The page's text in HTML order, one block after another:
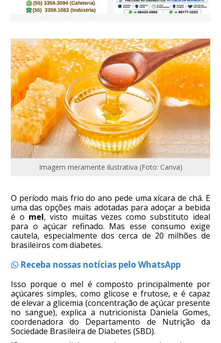
Imagem meramente ilustrativa (Foto: Canva)
O período mais frio do ano pede uma xícara de chá. E
uma das opções mais adotadas para adoçar a bebida
é o mel, visto muitas vezes como substituto ideal
para o açúcar refinado. Mas esse consumo exige
cautela, especialmente dos cerca de 20 milhões de
brasileiros com diabetes.
Receba nossas notícias pelo WhatsApp
Isso porque o mel é composto principalmente por
açúcares simples, como glicose e frutose, e é capaz
de elevar a glicemia (concentração de açúcar presente
no sangue), explica a nutricionista Daniela Gomes,
coordenadora do Departamento de Nutrição da
Sociedade Brasileira de Diabetes (SBD).